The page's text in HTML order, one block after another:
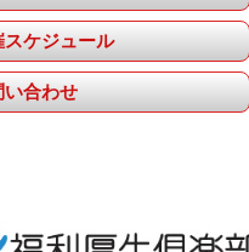
スケジュール
い合わせ